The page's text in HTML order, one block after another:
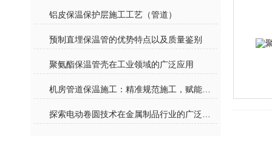
铝皮保温保护层施工工艺（管道）
预制直埋保温管的优势特点以及质量鉴别
聚氨酯保温管壳在工业领域的广泛应用